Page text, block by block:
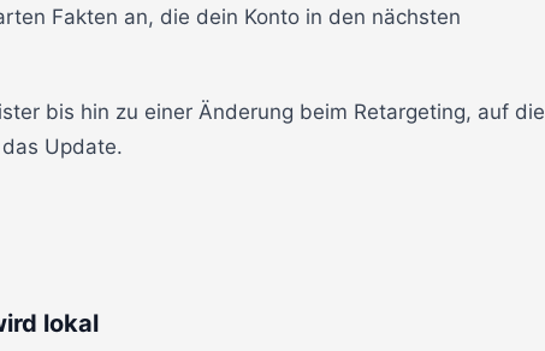
Fakten an, die dein Konto in den nächsten
bis hin zu einer Änderung beim Retargeting, auf die
Update.
lokal